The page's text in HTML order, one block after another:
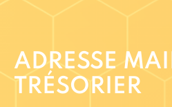
ADRESSE
TRÉSORIER